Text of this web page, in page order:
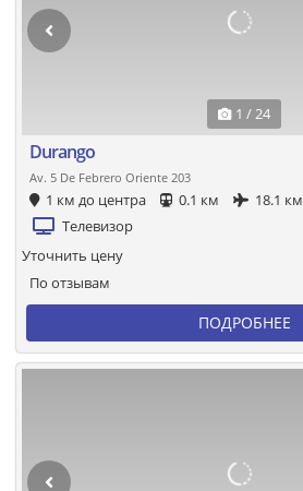
1 / 24
Durango
Av. 5 De Febrero Oriente 203
1 км до центра 0.1 км
18.1 км
Телевизор
По отзывам
Уточнить цену
ПОДРОБНЕЕ